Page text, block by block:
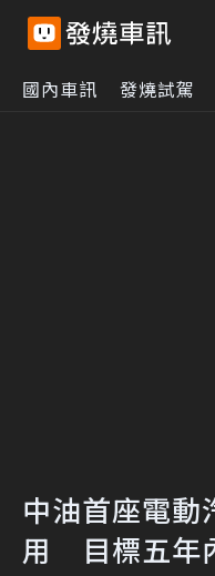
國內車訊 發燒試駕
中油首座電動
用 目標五年